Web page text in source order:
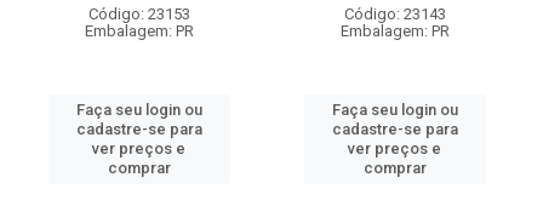
Código: 23153
Embalagem: PR
Faça seu login ou
cadastre-se para
ver preços e
comprar
Código: 23143
Embalagem: PR
Faça seu login ou
cadastre-se para
ver preços e
comprar